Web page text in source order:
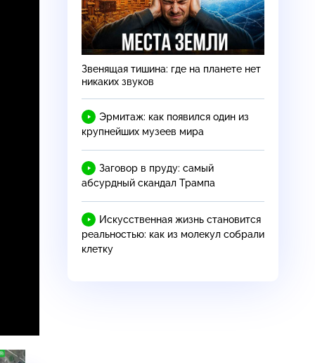
Звенящая тишина: где на планете нет
никаких звуков
Эрмитаж: как появился один из
крупнейших музеев мира
Заговор в пруду: самый
абсурдный скандал Трампа
Искусственная жизнь становится
реальностью: как из молекул собрали
клетку